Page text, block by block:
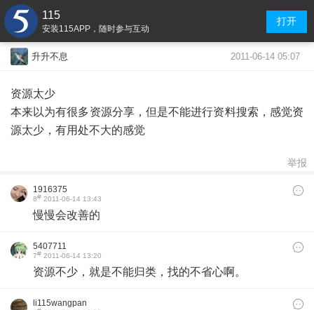
115
安装115APP，随时参与互动
打开
升升不息 2011-06-14 05:07
资源太少
本来以为有很多资源分享，但是不能进行资料搜索，感觉资
源太少，有用处不大的感觉
举报
1916375
8# 2011-06-14 13:43
慢慢会改善的
5407711
7# 2011-06-14 13:20
资源不少，就是不能归类，找的不省心啊。
li115wangpan